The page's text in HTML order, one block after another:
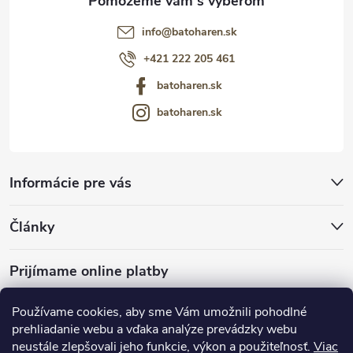
Používame cookies, aby sme Vám umožnili pohodlné
prehliadanie webu a vďaka analýze prevádzky webu
neustále zlepšovali jeho funkcie, výkon a použiteľnosť. Viac
Informácie pre vás
Články
Prijímame online platby
info@batoharen.sk
+421 222 205 461
batoharen.sk
batoharen.sk